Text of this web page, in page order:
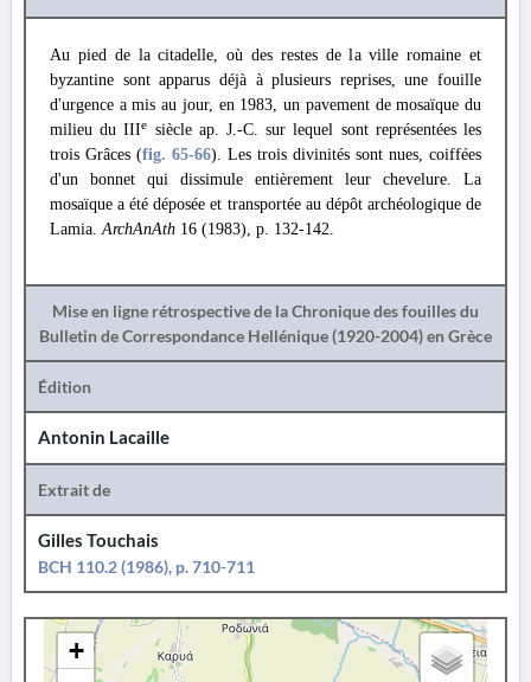
Au pied de la citadelle, où des restes de la ville romaine et
byzantine sont apparus déjà à plusieurs reprises, une fouille
d'urgence a mis au jour, en 1983, un pavement de mosaïque du
milieu du IIIe
siècle ap. J.-C. sur lequel sont représentées les
trois Grâces (fig. 65-66). Les trois divinités sont nues, coiffées
d'un bonnet qui dissimule entièrement leur chevelure. La
mosaïque a été déposée et transportée au dépôt archéologique de
Lamia.ArchAnAth 16 (1983), p. 132-142.
Mise en ligne rétrospective de la Chronique des fouilles du
Bulletin de Correspondance Hellénique (1920-2004) en Grèce
Édition
Antonin Lacaille
Extrait de
Gilles Touchais
BCH 110.2 (1986), p. 710-711
+